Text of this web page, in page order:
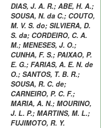
DIAS, J. A. R.; ABE, H. A.;
SOUSA, N. da C.; COUTO,
M. V. S. do; SILVIERA, D.
S. da; CORDEIRO, C. A.
M.; MENESES, J. O.;
CUNHA, F. S.; PAIXAO, P.
E. G.; FARIAS, A. E. N. de
O.; SANTOS, T. B. R.;
SOUSA, R. C. de;
CARNEIRO, P. C. F.;
MARIA, A. N.; MOURINO,
J. L. P.; MARTINS, M. L.;
FUJIMOTO, R. Y.